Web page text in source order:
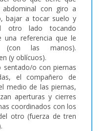
abdominal con giro a
bajar a tocar suelo y
otro lado tocando
una referencia que le
(con las manos).
(y oblícuos).
sentado/o con piernas
el compañero de
medio de las piernas,
aperturas y cierres
coordinados con los
otro (fuerza de tren